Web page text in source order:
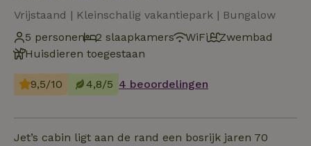
Vrijstaand | Kleinschalig vakantiepark | Bungalow
5 personen
2 slaapkamers WiFi
Zwembad
Huisdieren toegestaan
9,5/10 4,8/5 4 beoordelingen
Jet’s cabin ligt aan de rand een bosrijk jaren 70